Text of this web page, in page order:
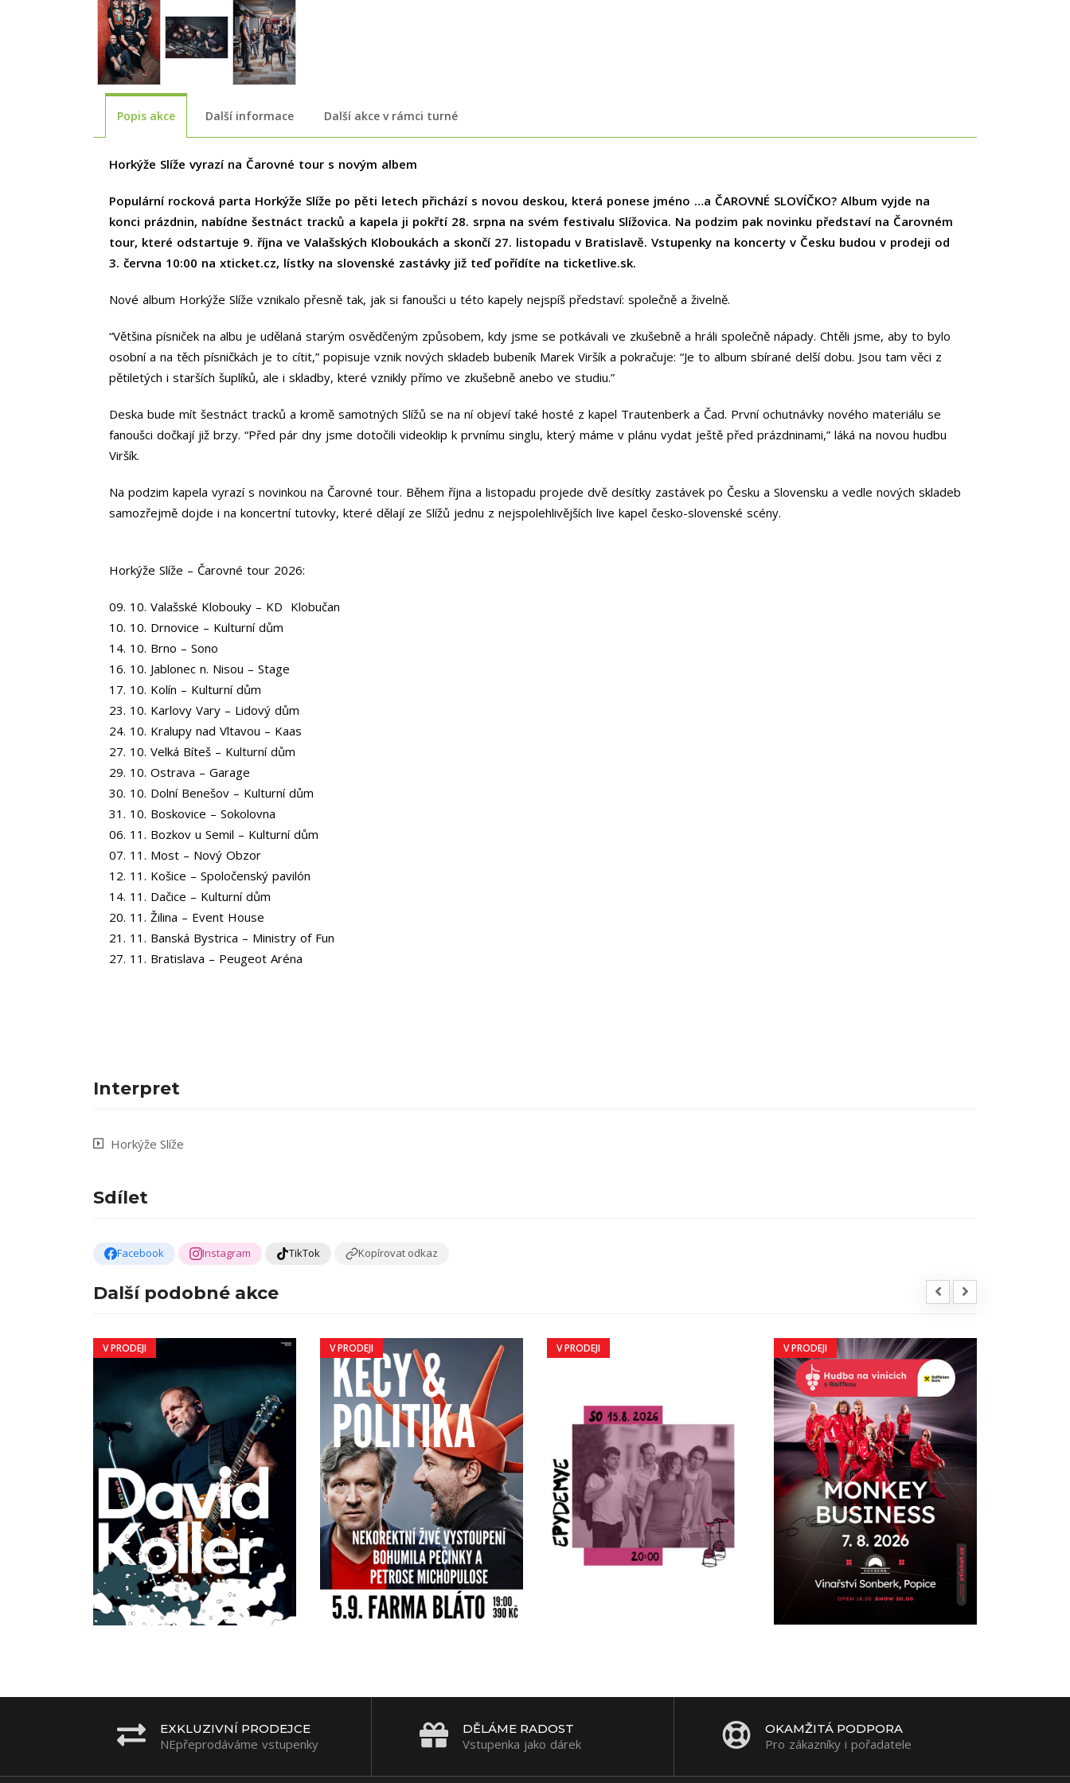
Popis akce Další informace Další akce v rámci turné
Horkýže Slíže vyrazí na Čarovné tour s novým albem
Populární rocková parta Horkýže Slíže po pěti letech přichází s novou deskou, která ponese jméno …a ČAROVNÉ SLOVÍČKO? Album vyjde na
konci prázdnin, nabídne šestnáct tracků a kapela ji pokřtí 28. srpna na svém festivalu Slížovica. Na podzim pak novinku představí na Čarovném
tour, které odstartuje 9. října ve Valašských Kloboukách a skončí 27. listopadu v Bratislavě. Vstupenky na koncerty v Česku budou v prodeji od
3. června 10:00 na xticket.cz, lístky na slovenské zastávky již teď pořídíte na ticketlive.sk.
Nové album Horkýže Slíže vznikalo přesně tak, jak si fanoušci u této kapely nejspíš představí: společně a živelně.
“Většina písniček na albu je udělaná starým osvědčeným způsobem, kdy jsme se potkávali ve zkušebně a hráli společně nápady. Chtěli jsme, aby to bylo
osobní a na těch písničkách je to cítit,” popisuje vznik nových skladeb bubeník Marek Viršík a pokračuje: “Je to album sbírané delší dobu. Jsou tam věci z
pětiletých i starších šuplíků, ale i skladby, které vznikly přímo ve zkušebně anebo ve studiu.”
Deska bude mít šestnáct tracků a kromě samotných Slížů se na ní objeví také hosté z kapel Trautenberk a Čad. První ochutnávky nového materiálu se
fanoušci dočkají již brzy. “Před pár dny jsme dotočili videoklip k prvnímu singlu, který máme v plánu vydat ještě před prázdninami,” láká na novou hudbu
Viršík.
Na podzim kapela vyrazí s novinkou na Čarovné tour. Během října a listopadu projede dvě desítky zastávek po Česku a Slovensku a vedle nových skladeb
samozřejmě dojde i na koncertní tutovky, které dělají ze Slížů jednu z nejspolehlivějších live kapel česko-slovenské scény.
Horkýže Slíže – Čarovné tour 2026:
09. 10. Valašské Klobouky – KD Klobučan
10. 10. Drnovice – Kulturní dům
14. 10. Brno – Sono
16. 10. Jablonec n. Nisou – Stage
17. 10. Kolín – Kulturní dům
23. 10. Karlovy Vary – Lidový dům
24. 10. Kralupy nad Vltavou – Kaas
27. 10. Velká Bíteš – Kulturní dům
29. 10. Ostrava – Garage
30. 10. Dolní Benešov – Kulturní dům
31. 10. Boskovice – Sokolovna
06. 11. Bozkov u Semil – Kulturní dům
07. 11. Most – Nový Obzor
12. 11. Košice – Spoločenský pavilón
14. 11. Dačice – Kulturní dům
20. 11. Žilina – Event House
21. 11. Banská Bystrica – Ministry of Fun
27. 11. Bratislava – Peugeot Aréna
Interpret
Horkýže Slíže
Sdílet
Facebook Instagram TikTok Kopírovat odkaz
Další podobné akce
V PRODEJI V PRODEJI V PRODEJI V PRODEJI
EXKLUZIVNÍ PRODEJCE
NEpřeprodáváme vstupenky
DĚLÁME RADOST
Vstupenka jako dárek
OKAMŽITÁ PODPORA
Pro zákazníky i pořadatele